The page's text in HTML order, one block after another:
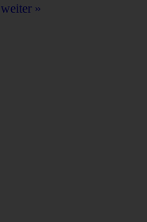
weiter »